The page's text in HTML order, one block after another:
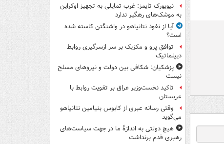
نیویورک تایمز: غرب تمایلی به تجهیز اوکراین
به موشک‌های رهگیر ندارد
آیا از نفوذ نتانیاهو در واشنگتن کاسته شده
است؟
توافق پرو و مکزیک بر سر ازسرگیری روابط
دیپلماتیک
پزشکیان: شکافی بین دولت و نیروهای مسلح
نیست
تاکید نخست‌وزیر عراق بر تقویت روابط با
عربستان
وقتی رسانه عبری از کابوس بنیامین نتانیاهو
می‌گوید
هیچ دولتی به اندازۀ ما در جهت سیاست‌های
رهبری قدم برنداشت